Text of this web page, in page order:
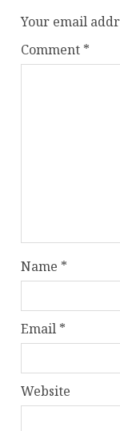
Your email
Comment *
Name *
Email *
Website